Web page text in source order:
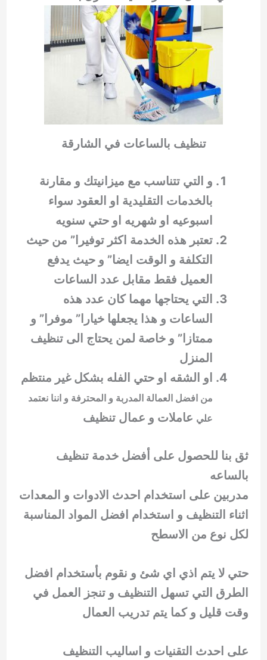
تنظيف بالساعات في الشارقة
و التي تتناسب مع ميزانيتك و مقارنة
بالخدمات التقليدية او العقود سواء
اسبوعيه او شهريه او حتي سنويه
تعتبر هذه الخدمة اكثر توفيرا” من حيث
التكلفة و الوقت ايضا” و حيث يدفع
العميل فقط مقابل عدد الساعات
التي يحتاجها مهما كان عدد هذه
الساعات و هذا يجعلها خيارا” موفرا” و
ممتازا” و خاصة لمن يحتاج الى تنظيف
المنزل
او الشقه او حتي الفله بشكل غير منتظم
من افضل العمالة المدربة و المحترفة و اننا نعتمد
علي عاملات و عمال تنظيف
ثق بنا للحصول على أفضل خدمة تنظيف
بالساعه
مدربين على استخدام احدث الادوات و المعدات
اثناء التنظيف و استخدام افضل المواد المناسبة
لكل نوع من الاسطح
حتي لا يتم اذي اي شئ و نقوم بأستخدام افضل
الطرق التي تسهل التنظيف و تنجز العمل في
وقت قليل و كما يتم تدريب العمال
على احدث التقنيات و اساليب التنظيف